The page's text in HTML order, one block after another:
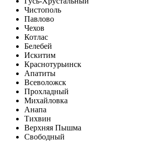
Чистополь
Павлово
Чехов
Котлас
Белебей
Искитим
Краснотурьинск
Апатиты
Всеволожск
Прохладный
Михайловка
Анапа
Тихвин
Верхняя Пышма
Свободный